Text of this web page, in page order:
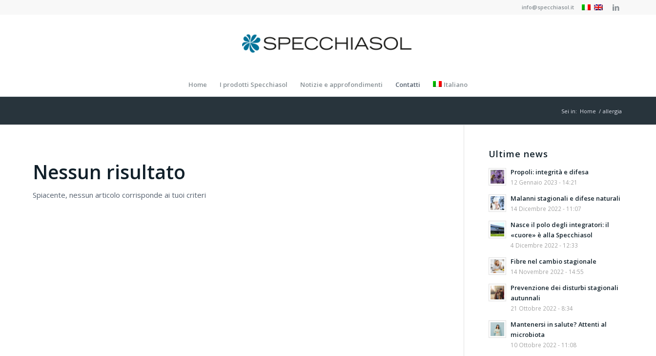
info@specchiasol.it
Home I prodotti Specchiasol Notizie e approfondimenti Contatti Italiano
Sei in: Home / allergia
Nessun risultato
Spiacente, nessun articolo corrisponde ai tuoi criteri
Ultime news
Propoli: integrità e difesa
12 Gennaio 2023 - 14:21
Malanni stagionali e difese naturali
14 Dicembre 2022 - 11:07
Nasce il polo degli integratori: il
«cuore» è alla Specchiasol
4 Dicembre 2022 - 12:33
Fibre nel cambio stagionale
14 Novembre 2022 - 14:55
Prevenzione dei disturbi stagionali
autunnali
21 Ottobre 2022 - 8:34
Mantenersi in salute? Attenti al
microbiota
10 Ottobre 2022 - 11:08